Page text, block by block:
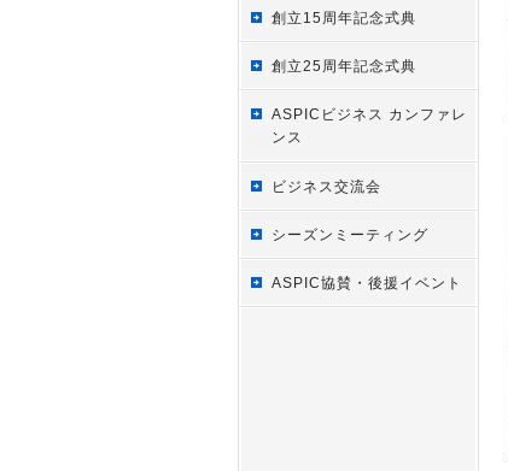
創立15周年記念式典
創立25周年記念式典
ASPICビジネス カンファレ
ンス
ビジネス交流会
シーズンミーティング
ASPIC協賛・後援イベント